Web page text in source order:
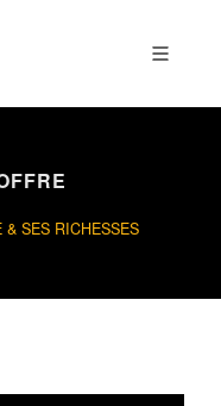
& SES RICHESSES